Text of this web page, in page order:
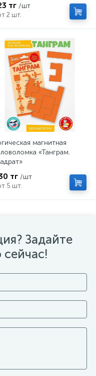
тг /шт
2 шт.
магнитная
«Танграм.
тг /шт
5 шт.
Задайте